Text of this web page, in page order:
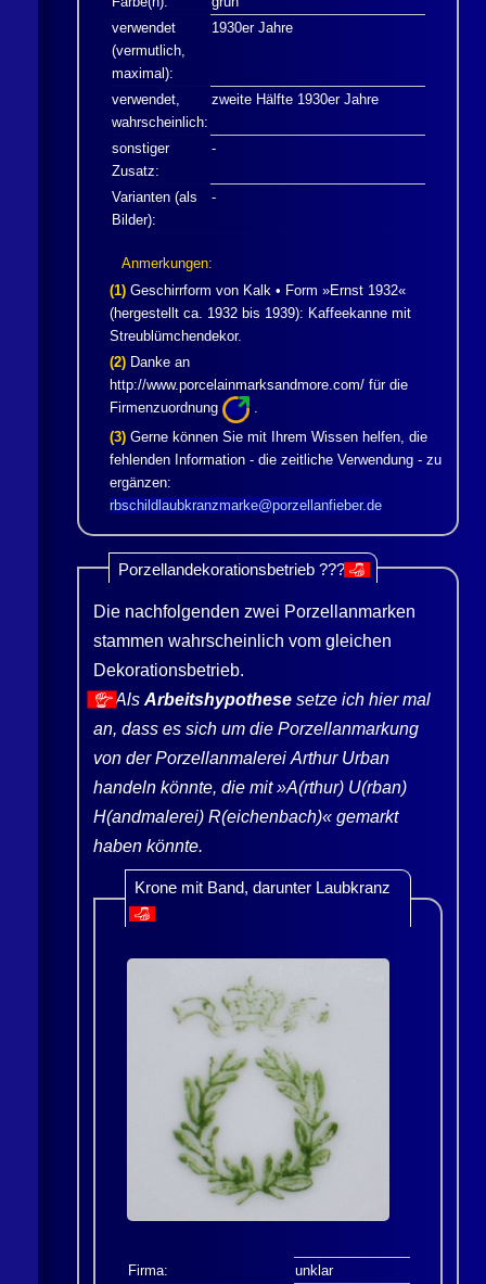
verwendet
(vermutlich,
maximal):
1930er Jahre
verwendet,
wahrscheinlich:
zweite Hälfte 1930er Jahre
sonstiger
Zusatz:
-
Varianten (als
Bilder):
-
Anmerkungen:
(1) Geschirrform von Kalk • Form »Ernst 1932«
(hergestellt ca. 1932 bis 1939): Kaffeekanne mit
Streublümchendekor.
(2) Danke an
http://www.porcelainmarksandmore.com/ für die
Firmenzuordnung
(3) Gerne können Sie mit Ihrem Wissen helfen, die
fehlenden Information - die zeitliche Verwendung - zu
ergänzen:
rbschildlaubkranzmarke@porzellanfieber.de
Porzellandekorationsbetrieb ???👎
Die nachfolgenden zwei Porzellanmarken
stammen wahrscheinlich vom gleichen
Dekorationsbetrieb.
👍 Als Arbeitshypothesesetze ich hier mal
an, dass es sich um die Porzellanmarkung
von der Porzellanmalerei Arthur Urban
handeln könnte, die mit »A(rthur) U(rban)
H(andmalerei) R(eichenbach)« gemarkt
haben könnte.
Krone mit Band, darunter Laubkranz
👎
Firma:
unklar